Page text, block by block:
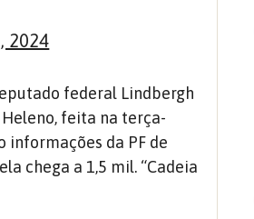
2024
federal Lindbergh
feita na terça-
da PF de
chega a 1,5 mil. “Cadeia